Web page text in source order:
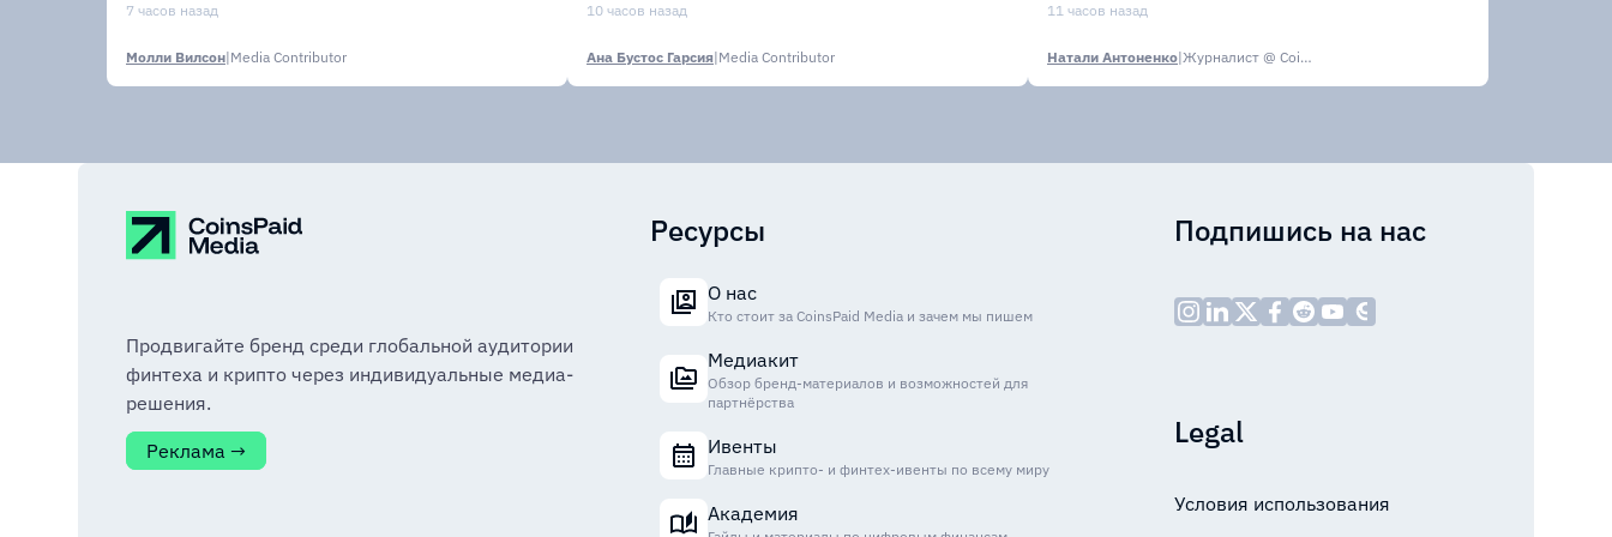
USDPT
7 часов назад
Молли Вилсон|Media Contributor
агентов
10 часов назад
Ана Бустос Гарсия|Media Contributor
стейблкоинах
11 часов назад
Натали Антоненко| Журналист @ CoinsPaid Media
Продвигайте бренд среди глобальной аудитории
финтеха и крипто через индивидуальные медиа-
решения.
Реклама →
Ресурсы
О нас
Кто стоит за CoinsPaid Media и зачем мы пишем
Медиакит
Обзор бренд-материалов и возможностей для
партнёрства
Ивенты
Главные крипто- и финтех-ивенты по всему миру
Академия
Подпишись на нас
Legal
Условия использования